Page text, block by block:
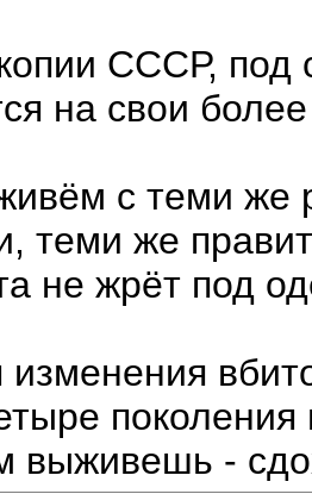
СССР, под
на свои
с теми
теми же
не жрёт под
изменения
выживешь -